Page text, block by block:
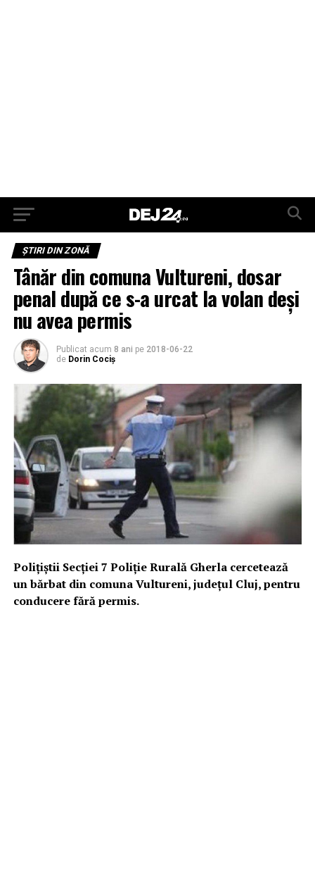
ŞTIRI DIN ZONĂ
Tânăr din comuna Vultureni, dosar
penal după ce s-a urcat la volan deși
nu avea permis
Publicat acum 8 ani pe 2018-06-22
de Dorin Cociș
Poliţiştii Secţiei 7 Poliţie Rurală Gherla cercetează
un bărbat din comuna Vultureni, judeţul Cluj, pentru
conducere fără permis.